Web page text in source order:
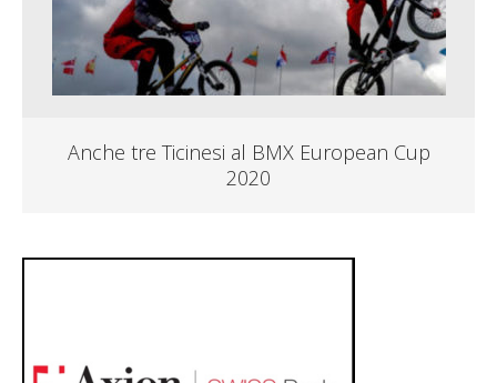
Anche tre Ticinesi al BMX European Cup
2020